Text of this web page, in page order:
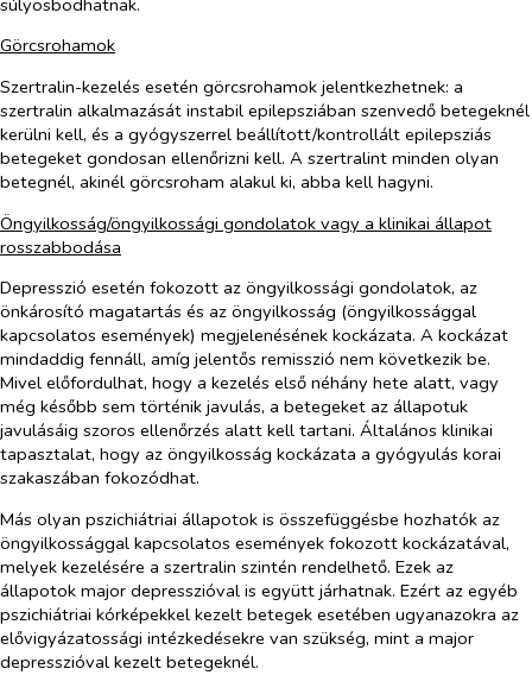
Görcsrohamok
Szertralin-kezelés esetén görcsrohamok jelentkezhetnek: a
szertralin alkalmazását instabil epilepsziában szenvedő betegeknél
kerülni kell, és a gyógyszerrel beállított/kontrollált epilepsziás
betegeket gondosan ellenőrizni kell. A szertralint minden olyan
betegnél, akinél görcsroham alakul ki, abba kell hagyni.
Öngyilkosság/öngyilkossági gondolatok vagy a klinikai állapot
rosszabbodása
Depresszió esetén fokozott az öngyilkossági gondolatok, az
önkárosító magatartás és az öngyilkosság (öngyilkossággal
kapcsolatos események) megjelenésének kockázata. A kockázat
mindaddig fennáll, amíg jelentős remisszió nem következik be.
Mivel előfordulhat, hogy a kezelés első néhány hete alatt, vagy
még később sem történik javulás, a betegeket az állapotuk
javulásáig szoros ellenőrzés alatt kell tartani. Általános klinikai
tapasztalat, hogy az öngyilkosság kockázata a gyógyulás korai
szakaszában fokozódhat.
Más olyan pszichiátriai állapotok is összefüggésbe hozhatók az
öngyilkossággal kapcsolatos események fokozott kockázatával,
melyek kezelésére a szertralin szintén rendelhető. Ezek az
állapotok major depresszióval is együtt járhatnak. Ezért az egyéb
pszichiátriai kórképekkel kezelt betegek esetében ugyanazokra az
elővigyázatossági intézkedésekre van szükség, mint a major
depresszióval kezelt betegeknél.